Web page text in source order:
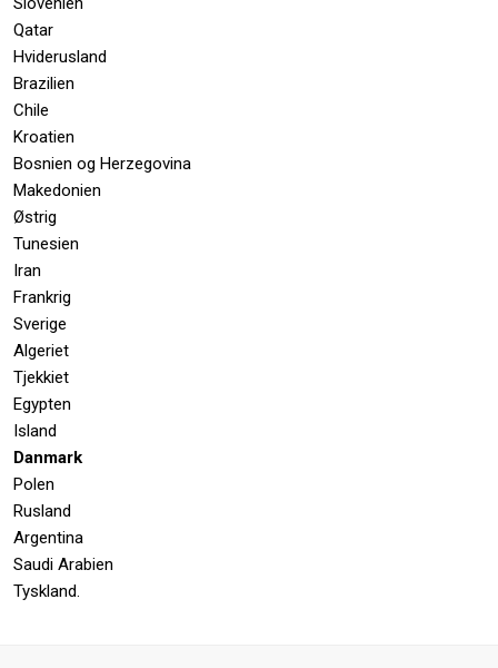
Qatar
Hviderusland
Brazilien
Chile
Kroatien
Bosnien og Herzegovina
Makedonien
Østrig
Tunesien
Iran
Frankrig
Sverige
Algeriet
Tjekkiet
Egypten
Island
Danmark
Polen
Rusland
Argentina
Saudi Arabien
Tyskland.